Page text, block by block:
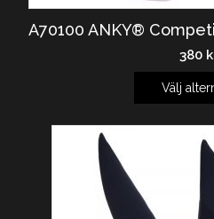
A70100 ANKY®
380
Välj